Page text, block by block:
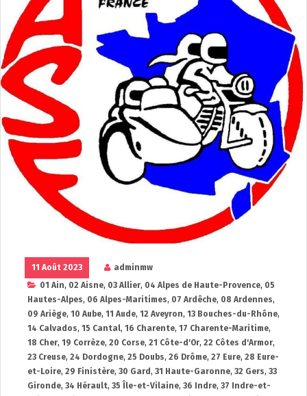
11 Août 2023
adminmw
01 Ain, 02 Aisne, 03 Allier, 04 Alpes de Haute-Provence, 05
Hautes-Alpes, 06 Alpes-Maritimes, 07 Ardêche, 08 Ardennes,
09 Ariège, 10 Aube, 11 Aude, 12 Aveyron, 13 Bouches-du-Rhône,
14 Calvados, 15 Cantal, 16 Charente, 17 Charente-Maritime,
18 Cher, 19 Corrèze, 20 Corse, 21 Côte-d'Or, 22 Côtes d'Armor,
23 Creuse, 24 Dordogne, 25 Doubs, 26 Drôme, 27 Eure, 28 Eure-
et-Loire, 29 Finistère, 30 Gard , 31 Haute-Garonne, 32 Gers, 33
Gironde, 34 Hérault, 35 Île-et-Vilaine, 36 Indre, 37 Indre-et-